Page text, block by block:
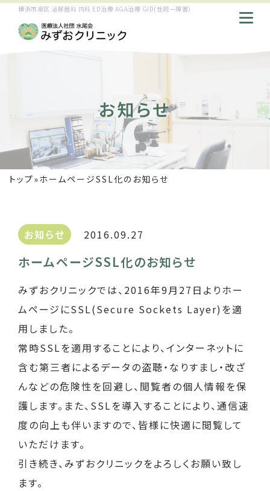
横浜市泉区 泌尿器科 内科 ED治療 AGA治療 GID(性同一障害）
お知らせ
トップ»ホームページSSL化のお知らせ
お知らせ 2016.09.27
ホームページSSL化のお知らせ
みずおクリニックでは、2016年9月27日よりホー
ムページにSSL(Secure Sockets Layer)を適
用しました。
常時SSLを適用することにより、インターネットに
含む第三者によるデータの盗聴・なりすまし・改ざ
んなどの危険性を回避し、閲覧者の個人情報を保
護します。また、SSLを導入することにより、通信速
度の向上も伴いますので、皆様に快適に閲覧して
いただけます。
引き続き、みずおクリニックをよろしくお願い致し
ます。